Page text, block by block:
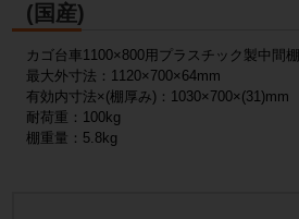
(国産)
カゴ台車1100×800用プラスチック製中間棚
最大外寸法：1120×700×64mm
有効内寸法×(棚厚み)：1030×700×(31)mm
耐荷重：100kg
棚重量：5.8kg